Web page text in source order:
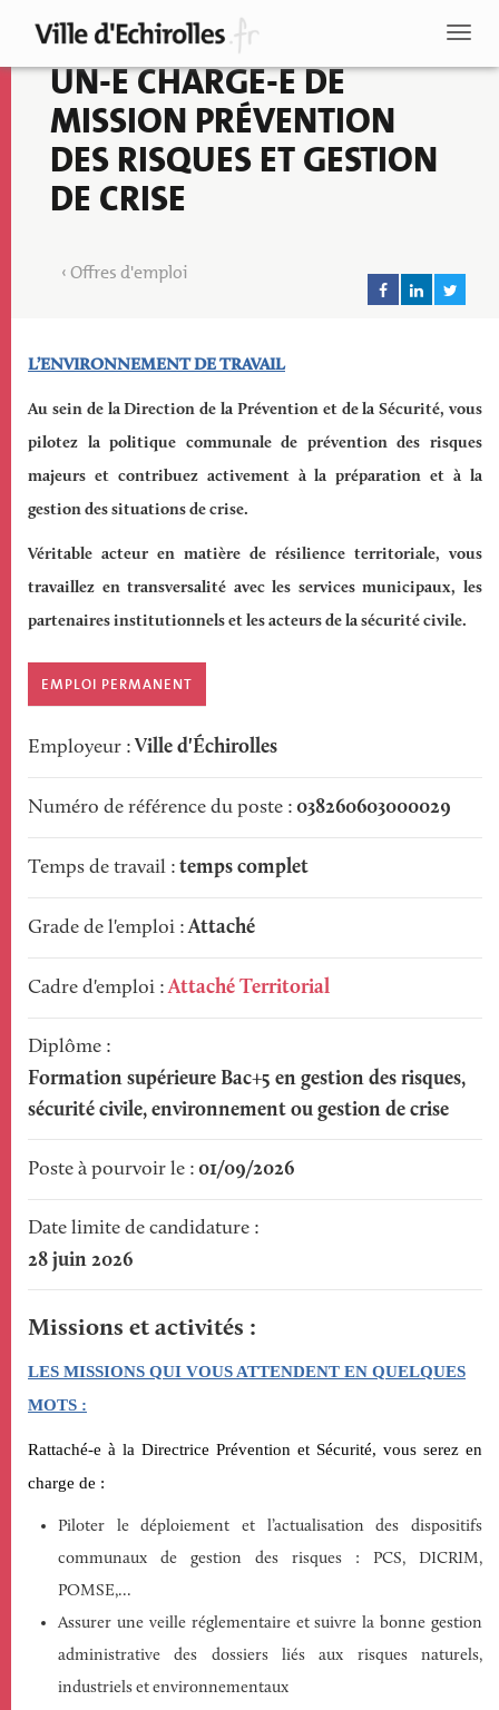
principal
Recherche
UN-E CHARGE-E DE
MISSION PRÉVENTION
DES RISQUES ET GESTION
DE CRISE
Offres d'emploi
Descriptif
L’ENVIRONNEMENT DE TRAVAIL
Au sein de la Direction de la Prévention et de la Sécurité, vous
pilotez la politique communale de prévention des risques
majeurs et contribuez activement à la préparation et à la
gestion des situations de crise.
Véritable acteur en matière de résilience territoriale, vous
travaillez en transversalité avec les services municipaux, les
partenaires institutionnels et les acteurs de la sécurité civile.
Poste
EMPLOI PERMANENT
Employeur Ville d'Échirolles
Numéro de référence du poste 038260603000029
Temps de travail temps complet
Grade de l'emploi Attaché
Cadre d'emploi Attaché Territorial
Diplôme
Formation supérieure Bac+5 en gestion des risques,
sécurité civile, environnement ou gestion de crise
Poste à pourvoir le 01/09/2026
Date limite de candidature
28 juin 2026
Missions et activités
LES MISSIONS QUI VOUS ATTENDENT EN QUELQUES
MOTS :
Rattaché-e à la Directrice Prévention et Sécurité, vous serez en
charge de :
Piloter le déploiement et l’actualisation des dispositifs
communaux de gestion des risques : PCS, DICRIM,
POMSE,...
Assurer une veille réglementaire et suivre la bonne gestion
administrative des dossiers liés aux risques naturels,
industriels et environnementaux